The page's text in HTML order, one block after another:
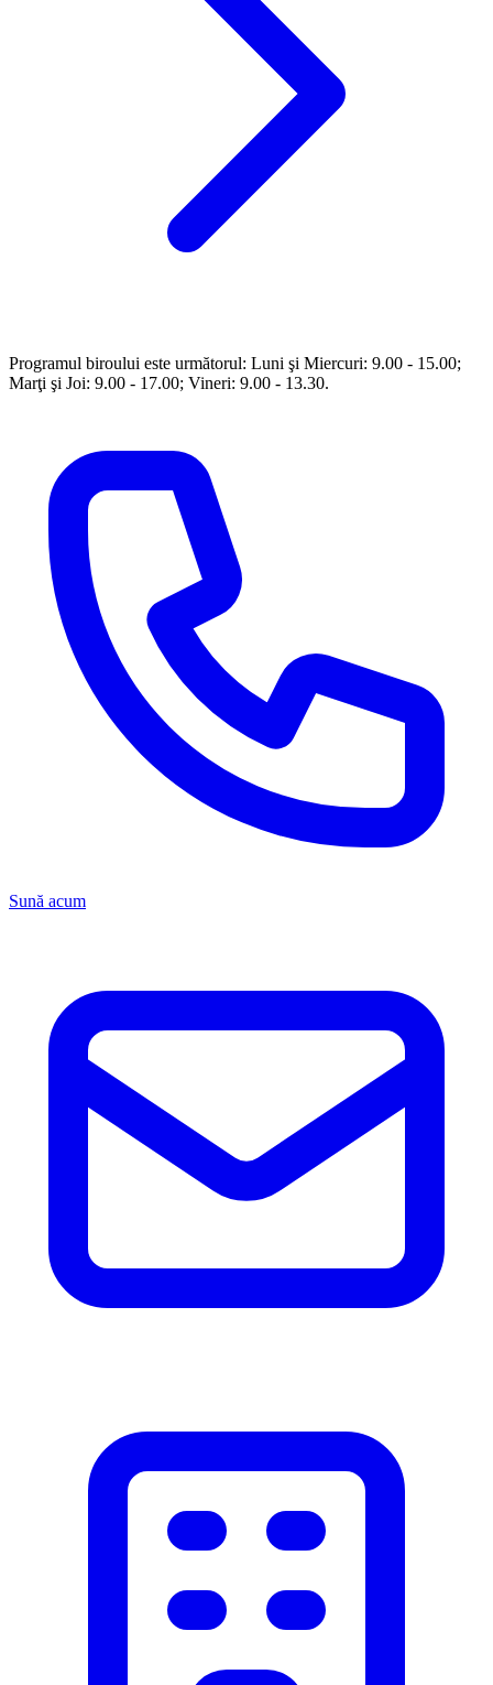
Programul biroului este următorul: Luni şi Miercuri: 9.00 - 15.00;
Marţi şi Joi: 9.00 - 17.00; Vineri: 9.00 - 13.30.
Sună acum